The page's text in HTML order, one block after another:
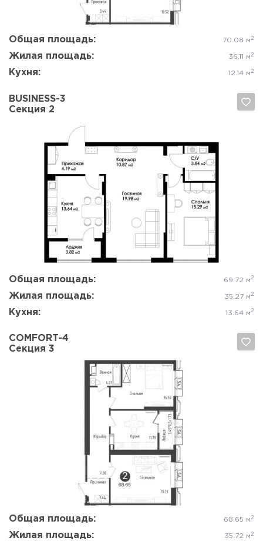
Общая площадь: 70.08 м 2
Жилая площадь: 36.11 м 2
Кухня: 12.14 м 2
BUSINESS-3
Секция 2
Общая площадь: 69.72 м 2
Жилая площадь: 35.27 м 2
Кухня: 13.64 м 2
Отмена
COMFORT-4
Секция 3
Общая площадь: 68.65 м 2
Жилая площадь: 35.72 м 2
Да, удалить Отмена